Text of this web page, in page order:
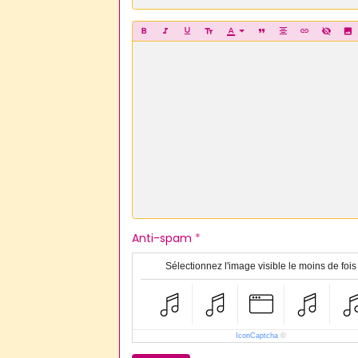
Anti-spam
Sélectionnez l'image visible le moins de fois
IconCaptcha ©